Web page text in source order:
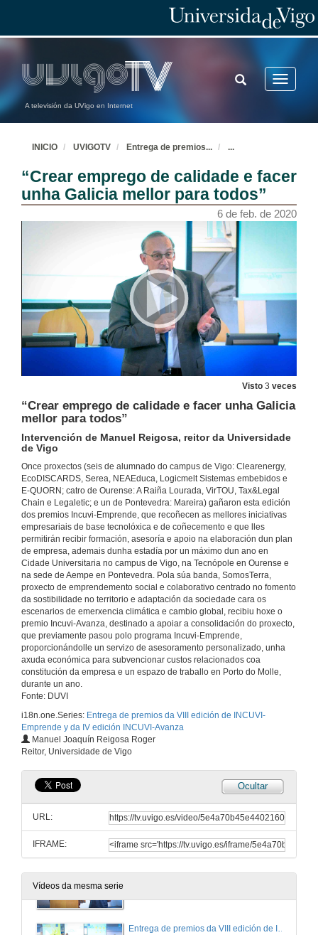
A televisión da UVigo en Internet
Toggle
TOGGLE
SEARCH
INICIO UVIGOTV Entrega de premios... ...
“Crear emprego de calidade e facer
unha Galicia mellor para todos”
6 de feb. de 2020
Visto 3 veces
“Crear emprego de calidade e facer unha Galicia
mellor para todos”
Intervención de Manuel Reigosa, reitor da Universidade
de Vigo
Once proxectos (seis de alumnado do campus de Vigo: Clearenergy,
EcoDISCARDS, Serea, NEAEduca, Logicmelt Sistemas embebidos e
E-QUORN; catro de Ourense: A Raiña Lourada, VirTOU, Tax&Legal
Chain e Legaletic; e un de Pontevedra: Mareira) gañaron esta edición
dos premios Incuvi-Emprende, que recoñecen as mellores iniciativas
empresariais de base tecnolóxica e de coñecemento e que lles
permitirán recibir formación, asesoría e apoio na elaboración dun plan
de empresa, ademais dunha estadía por un máximo dun ano en
Cidade Universitaria no campus de Vigo, na Tecnópole en Ourense e
na sede de Aempe en Pontevedra. Pola súa banda, SomosTerra,
proxecto de emprendemento social e colaborativo centrado no fomento
da sostibilidade no territorio e adaptación da sociedade cara os
escenarios de emerxencia climática e cambio global, recibiu hoxe o
premio Incuvi-Avanza, destinado a apoiar a consolidación do proxecto,
que previamente pasou polo programa Incuvi-Emprende,
proporcionándolle un servizo de asesoramento personalizado, unha
axuda económica para subvencionar custos relacionados coa
constitución da empresa e un espazo de traballo en Porto do Molle,
durante un ano.
Fonte: DUVI
i18n.one.Series: Entrega de premios da VIII edición de INCUVI-
Emprende y da IV edición INCUVI-Avanza
Manuel Joaquín Reigosa Roger
Reitor, Universidade de Vigo
Ocultar
URL:
IFRAME:
Vídeos da mesma serie
Acto Completo da entrega de premios da VIII edición de INCUVI-Emprende e da IV edición INCUVI-Avanza
27 estudantes e egresados da UVigo promoven unha ducia de iniciativas emprendedoras
6 de feb. de 2020
“Excepcionales, pola vosa valentía e gañas de superación e preocupación polo voso futuro profesional"
6 de feb. de 2020